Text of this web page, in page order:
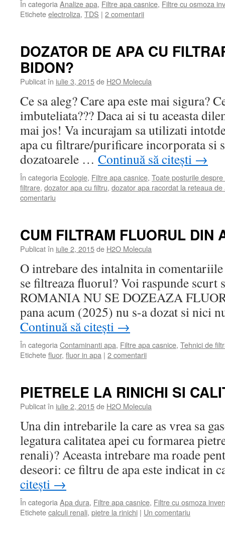
În categoria Analize apa, Filtre apa casnice, Filtre cu osmoza
Eticheteelectroliza, TDS | 2 comentarii
DOZATOR DE APA CU
BIDON?
Publicat în iulie 3, 2015de H2O Molecula
Ce sa aleg? Care apa este mai sigura?
imbuteliata??? Daca ai si tu aceasta
mai jos! Va incurajam sa utilizati
apa cu filtrare/purificare incorporata si
dozatoarele … Continuă să citești →
În categoria Ecologie, Filtre apa casnice, Toate posturile
filtrare, dozator apa cu filtru, dozator apa racordat la reteaua de
comentariu
CUM FILTRAM FLUORUL DIN
Publicat în iulie 2, 2015de H2O Molecula
O intrebare des intalnita in
se filtreaza fluorul? Voi raspunde scurt
ROMANIA NU SE DOZEAZA
pana acum (2025) nu s-a dozat si nici
Continuă să citești →
În categoria Contaminanti apa, Filtre apa casnice, Tehnici de
Etichetefluor, fluor in apa | 2 comentarii
PIETRELE LA RINICHI SI
Publicat în iulie 2, 2015de H2O Molecula
Una din intrebarile la care as vrea sa
legatura calitatea apei cu formarea
renali)? Aceasta intrebare ma roade
deseori: ce filtru de apa este indicat
citești →
În categoria Apa dura, Filtre apa casnice, Filtre cu osmoza
Etichetecalculi renali, pietre la rinichi | Un comentariu